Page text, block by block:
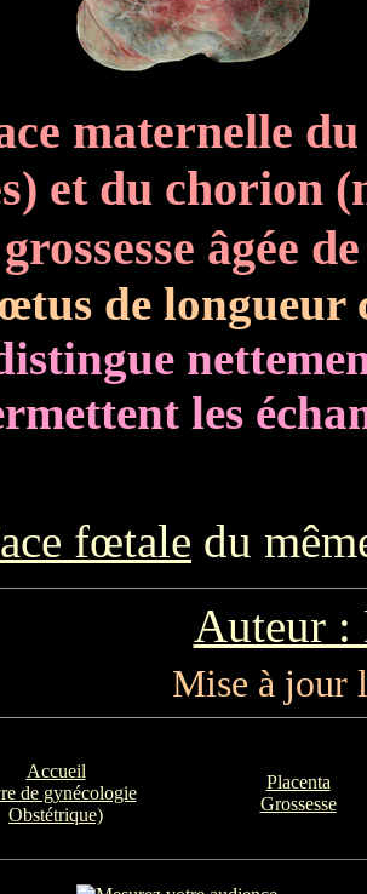
maternelle
et du chorion
âgée
de longueur
les
fœtale du
Auteur :
Mise à jour
Accueil
de gynécologie
Obstétrique)
Placenta
Grossesse